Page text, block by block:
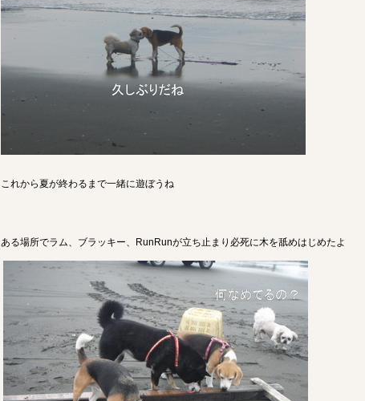
これから夏が終わるまで一緒に遊ぼうね
ある場所でラム、ブラッキー、RunRunが立ち止まり必死に木を舐めはじめたよ